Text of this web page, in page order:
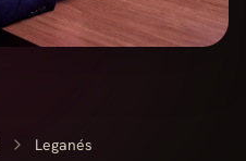
Leganés